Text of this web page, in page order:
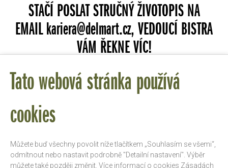
STAČÍ POSLAT STRUČNÝ ŽIVOTOPIS NA
EMAILkariera@delmart.cz, VEDOUCÍ BISTRA
VÁM ŘEKNE VÍC!
Tato webová stránka používá
cookies
Můžete buď všechny povolit níže tlačítkem „Souhlasím se všemi“,
odmítnout nebo nastavit podrobně "Detailní nastavení". Výběr
můžete také později změnit. Více informací o cookies Zásadách